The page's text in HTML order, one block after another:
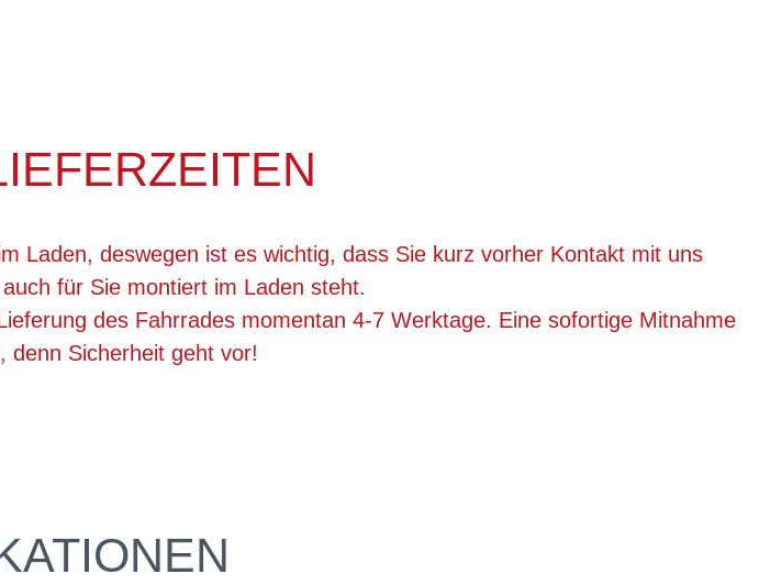
Laden, deswegen ist es wichtig, dass Sie kurz vorher Kontakt mit uns
für Sie montiert im Laden steht.
des Fahrrades momentan 4-7 Werktage. Eine sofortige Mitnahme
denn Sicherheit geht vor!